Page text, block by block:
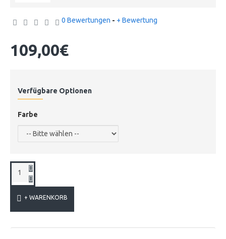
0 Bewertungen - + Bewertung
109,00€
Verfügbare Optionen
Farbe
+ WARENKORB